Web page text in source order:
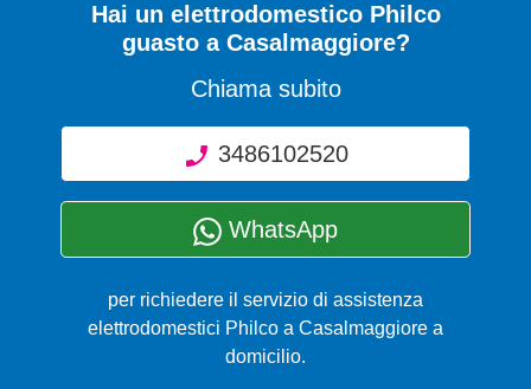
Hai un elettrodomestico Philco
guasto a Casalmaggiore?
Chiama subito
3486102520
WhatsApp
per richiedere il servizio di assistenza
elettrodomestici Philco a Casalmaggiore a
domicilio.